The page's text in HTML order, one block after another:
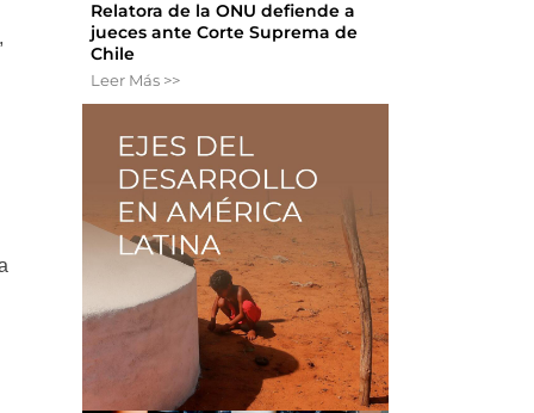
Relatora de la ONU defiende a
jueces ante Corte Suprema de
Chile
Leer Más >>